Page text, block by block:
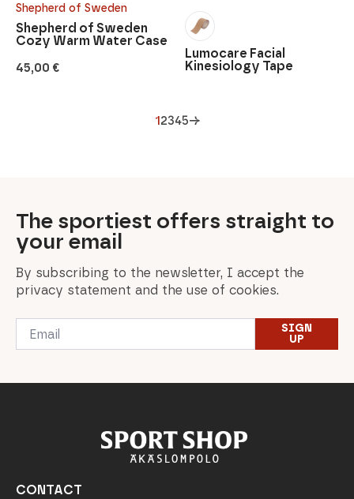
Shepherd of Sweden
45,00 €
Shepherd of Sweden
Cozy Warm Water Case
Lumocare Facial
Kinesiology Tape
12345→
The sportiest offers straight to
your email
By subscribing to the newsletter, I accept the
privacy statement and the use of cookies.
Email
SIGN
UP
CONTACT